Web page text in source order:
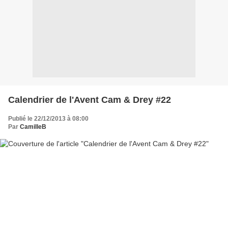
Calendrier de l'Avent Cam & Drey #22
Publié le 22/12/2013 à 08:00
Par CamilleB